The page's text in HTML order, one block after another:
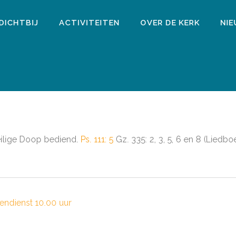
ACTIVITEITEN OVER DE KERK
Doop bediend. Ps. 111: 5 Gz. 335: 2, 3, 5, 6 en 8
10.00 uur